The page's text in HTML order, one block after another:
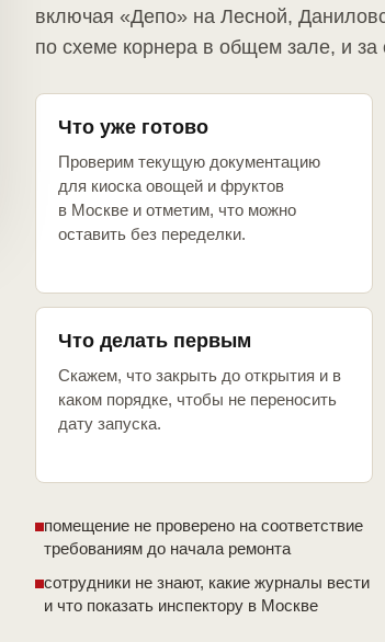
включая «Депо» на Лесной,
по схеме корнера в общем зале, и за
Что уже готово
Проверим текущую документацию
для киоска овощей и фруктов
в Москве и отметим, что можно
оставить без переделки.
Что делать первым
Скажем, что закрыть до открытия и в
каком порядке, чтобы не переносить
дату запуска.
помещение не проверено на соответствие
требованиям до начала ремонта
сотрудники не знают, какие журналы вести
и что показать инспектору в Москве